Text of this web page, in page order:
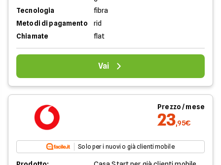
Tecnologia
fibra
Metodi di pagamento
rid
Chiamate
flat
Vai
Prezzo / mese
23,95€
Solo per i nuovi o già clienti mobile